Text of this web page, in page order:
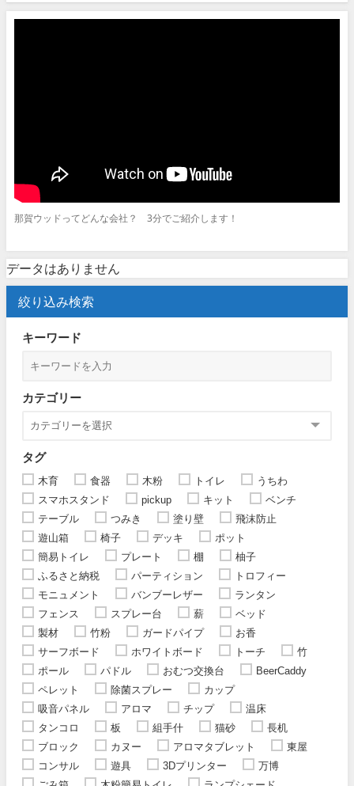
那賀ウッドってどんな会社？ 3分でご紹介します！
データはありません
絞り込み検索
キーワード
カテゴリー
タグ
木育 食器 木粉 トイレ
うちわ
スマホスタンド
pickup キット
ベンチ
テーブル
つみき 塗り壁
飛沫防止
遊山箱
椅子 デッキ
ポット
簡易トイレ
プレート 棚
柚子
ふるさと納税
パーティション
トロフィー
モニュメント
バンブーレザー
ランタン
フェンス
スプレー台 薪
ベッド
製材
竹粉 ガードパイプ
お香
サーフボード
ホワイトボード トーチ
竹
ポール
パドル おむつ交換台
BeerCaddy
ペレット
除菌スプレー
カップ
吸音パネル
アロマ チップ
温床
タンコロ
板 組手什 猫砂
長机
ブロック
カヌー アロマタブレット
東屋
コンサル
遊具 3Dプリンター
万博